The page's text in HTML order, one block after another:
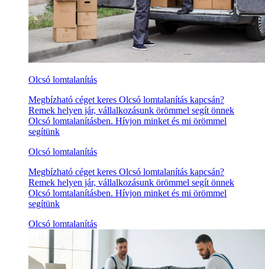
Olcsó lomtalanítás
Megbízható céget keres Olcsó lomtalanítás kapcsán?
Remek helyen jár, vállalkozásunk örömmel segít önnek
Olcsó lomtalanításben. Hívjon minket és mi örömmel
segítünk
Olcsó lomtalanítás
Megbízható céget keres Olcsó lomtalanítás kapcsán?
Remek helyen jár, vállalkozásunk örömmel segít önnek
Olcsó lomtalanításben. Hívjon minket és mi örömmel
segítünk
Olcsó lomtalanítás